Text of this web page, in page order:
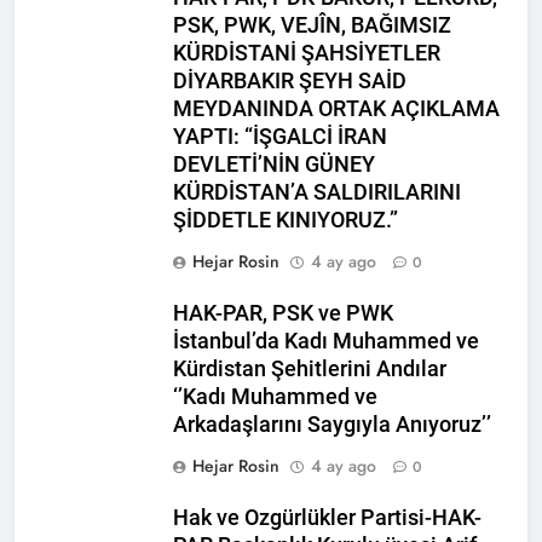
HAK- PAR heyeti, YNK
Merkez Komite üyesi ve
Parti Sözcüsü Sadi Pire ve
Merkez komite üyesi Rebaz
Berkoty ile görüştü.
2 Yıl Ago
24 Kasım 2015 tarihi, yol
arkadaşımız Mustafa
Tasçı’nın aramızdan
ayrılışının yıl dönümü.
2 Yıl Ago
25 Kasım Kadına Yönelik
Şiddete Karşı Uluslararası
olsun.
2 Yıl Ago
Partisi Tunceli ili
merkez ilçesinin 2.
Olağan kongresi
gerçekleşti.
2 Yıl Ago
Kayyum Siyasetini Bir
Kez Daha Kınıyoruz
2 Yıl Ago
Dünya Çocuk Hakları
Günü Kutu Olsun
2 Yıl Ago
PSK, PWK, VEJÎN, BAĞIMSIZ
KÜRDİSTANİ ŞAHSİYETLER
DİYARBAKIR ŞEYH SAİD
MEYDANINDA ORTAK AÇIKLAMA
YAPTI: “İŞGALCİ İRAN
DEVLETİ’NİN GÜNEY
KÜRDİSTAN’A SALDIRILARINI
ŞİDDETLE KINIYORUZ.”
Hejar Rosin
4 ay ago 0
HAK-PAR, PSK ve PWK
İstanbul’da Kadı Muhammed ve
Kürdistan Şehitlerini Andılar
‘’Kadı Muhammed ve
Arkadaşlarını Saygıyla Anıyoruz’’
Hejar Rosin
4 ay ago 0
Hak ve Ozgürlükler Partisi-HAK-